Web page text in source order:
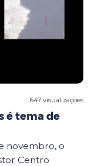
647 visualizações
é tema de
novembro, o
Centro